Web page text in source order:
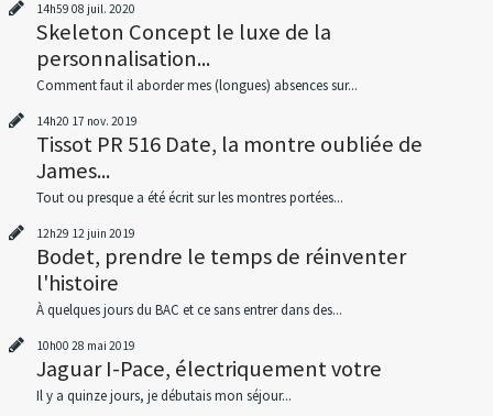
14h59 08 juil. 2020
Skeleton Concept le luxe de la
personnalisation...
Comment faut il aborder mes (longues) absences sur...
14h20 17 nov. 2019
Tissot PR 516 Date, la montre oubliée de
James...
Tout ou presque a été écrit sur les montres portées...
12h29 12 juin 2019
Bodet, prendre le temps de réinventer
l'histoire
À quelques jours du BAC et ce sans entrer dans des...
10h00 28 mai 2019
Jaguar I-Pace, électriquement votre
Il y a quinze jours, je débutais mon séjour...